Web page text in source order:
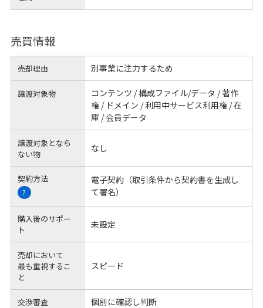
売買情報
売却理由 別事業に注力するため
譲渡対象物
コンテンツ / 構成ファイル/データ / 著作
権 / ドメイン / 利用中サービス利用権 / 在
庫 / 会員データ
譲渡対象となら
ない物
なし
契約方法
?
電子契約（取引条件から契約書を生成し
て署名）
購入後のサポー
ト
未設定
売却において
最も重視するこ
と
スピード
交渉審査 個別に確認し判断